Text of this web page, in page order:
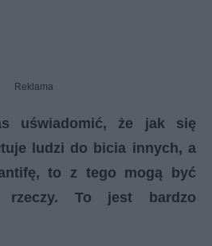
Reklama
uświadomić, że jak się
ludzi do bicia innych, a
to z tego mogą być
rzeczy. To jest bardzo